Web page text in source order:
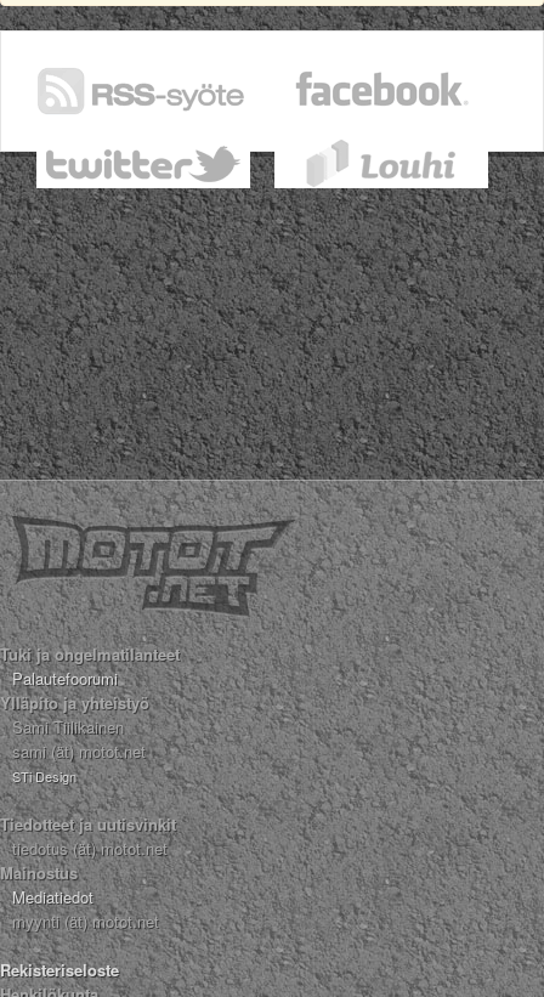
Tuki ja ongelmatilanteet
Palautefoorumi
Ylläpito ja yhteistyö
Sami Tiilikainen
sami (ät) motot.net
STi Design
Tiedotteet ja uutisvinkit
tiedotus (ät) motot.net
Mainostus
Mediatiedot
myynti (ät) motot.net
Rekisteriseloste